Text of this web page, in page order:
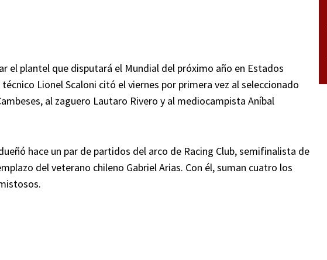
el plantel que disputará el Mundial del próximo año en Estados
técnico Lionel Scaloni citó el viernes por primera vez al seleccionado
al zaguero Lautaro Rivero y al mediocampista Aníbal
hace un par de partidos del arco de Racing Club, semifinalista de
del veterano chileno Gabriel Arias. Con él, suman cuatro los